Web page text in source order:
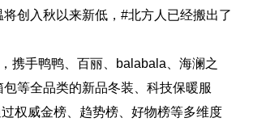
创入秋以来新低，#北方人已经搬出了
携手鸭鸭、百丽、balabala、海澜之
等全品类的新品冬装、科技保暖服
权威金榜、趋势榜、好物榜等多维度